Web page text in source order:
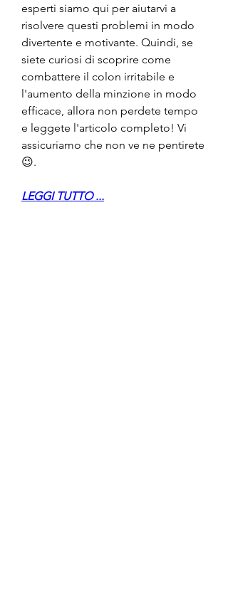
esperti siamo qui per aiutarvi a
risolvere questi problemi in modo
divertente e motivante. Quindi, se
siete curiosi di scoprire come
combattere il colon irritabile e
l'aumento della minzione in modo
efficace, allora non perdete tempo
e leggete l'articolo completo! Vi
assicuriamo che non ve ne pentirete
😉.
LEGGI TUTTO ...